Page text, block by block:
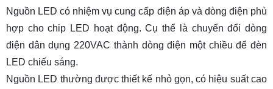
Nguồn LED có nhiệm vụ cung cấp điện áp và dòng điện phù
hợp cho chip LED hoạt động. Cụ thể là chuyển đổi dòng
điện dân dụng 220VAC thành dòng điện một chiều để đèn
LED chiếu sáng.
Nguồn LED thường được thiết kế nhỏ gọn, có hiệu suất cao